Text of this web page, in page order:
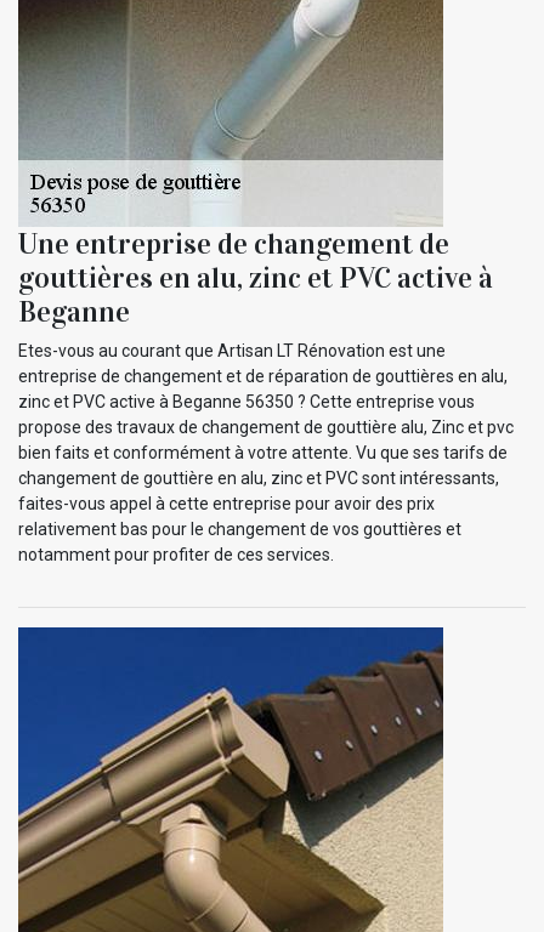
Une entreprise de changement de
gouttières en alu, zinc et PVC active à
Beganne
Etes-vous au courant que Artisan LT Rénovation est une
entreprise de changement et de réparation de gouttières en alu,
zinc et PVC active à Beganne 56350 ? Cette entreprise vous
propose des travaux de changement de gouttière alu, Zinc et pvc
bien faits et conformément à votre attente. Vu que ses tarifs de
changement de gouttière en alu, zinc et PVC sont intéressants,
faites-vous appel à cette entreprise pour avoir des prix
relativement bas pour le changement de vos gouttières et
notamment pour profiter de ces services.